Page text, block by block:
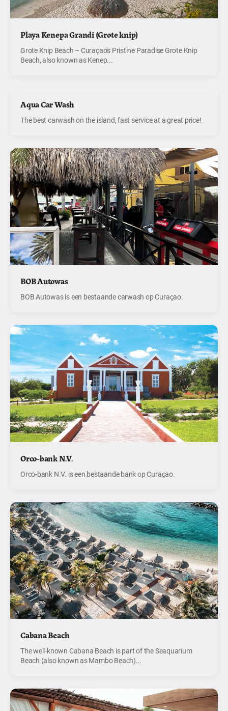
Playa Kenepa Grandi (Grote knip)
Grote Knip Beach – Curaçao's Pristine Paradise Grote Knip
Beach, also known as Kenep...
Aqua Car Wash
The best carwash on the island, fast service at a great price!
BOB Autowas
BOB Autowas is een bestaande carwash op Curaçao.
Orco-bank N.V.
Orco-bank N.V. is een bestaande bank op Curaçao.
Cabana Beach
The well-known Cabana Beach is part of the Seaquarium
Beach (also known as Mambo Beach)...